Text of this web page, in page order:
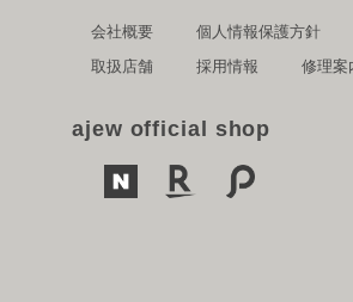
会社概要 個人情報保護方針
取扱店舗
採用情報 修理案
ajew official shop